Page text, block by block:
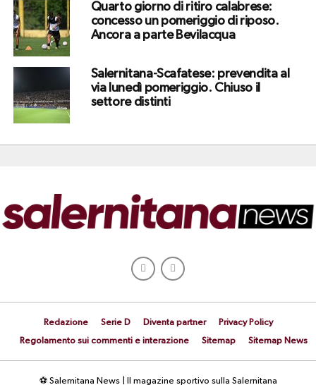
Quarto giorno di ritiro calabrese:
concesso un pomeriggio di riposo.
Ancora a parte Bevilacqua
Salernitana-Scafatese: prevendita al
via lunedì pomeriggio. Chiuso il
settore distinti
Redazione Serie D Diventa partner
Privacy Policy
Regolamento sui commenti e interazione
Sitemap Sitemap News
⚽ Salernitana News | Il magazine sportivo sulla Salernitana